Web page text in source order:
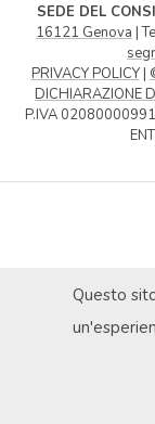
Questo
SEDE DEL
16121 Genova |
PRIVACY POLICY|
DICHIARAZIONE
P.IVA